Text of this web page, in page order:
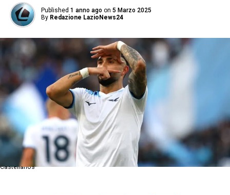
Published 1 anno ago on 5 Marzo 2025
By Redazione LazioNews24
Castellanos